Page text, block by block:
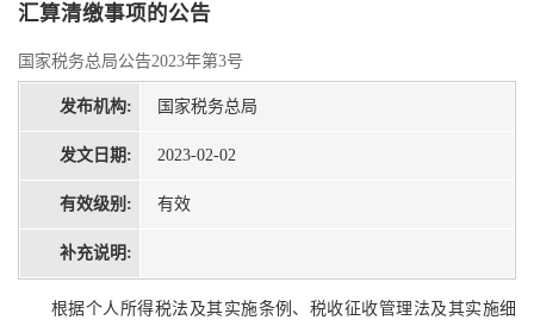
汇算清缴事项的公告
国家税务总局公告2023年第3号
发布机构: 国家税务总局
发文日期: 2023-02-02
有效级别: 有效
补充说明:
根据个人所得税法及其实施条例、税收征收管理法及其实施细